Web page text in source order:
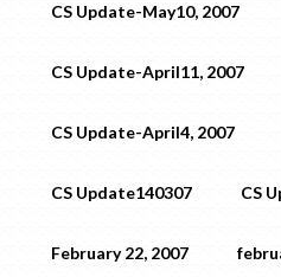
CS Update-May10, 2007
CS Update-April11, 2007
CS Update-April4, 2007
CS Update140307 CS
February 22, 2007